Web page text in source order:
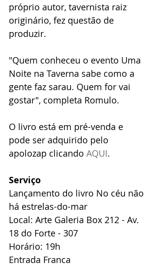
próprio autor, tavernista raiz
originário, fez questão de
produzir.
"Quem conheceu o evento Uma
Noite na Taverna sabe como a
gente faz sarau. Quem for vai
gostar", completa Romulo.
O livro está em pré-venda e
pode ser adquirido pelo
apolozap clicando AQUI.
Serviço
Lançamento do livro No céu não
há estrelas-do-mar
Local: Arte Galeria Box 212 - Av.
18 do Forte - 307
Horário: 19h
Entrada Franca